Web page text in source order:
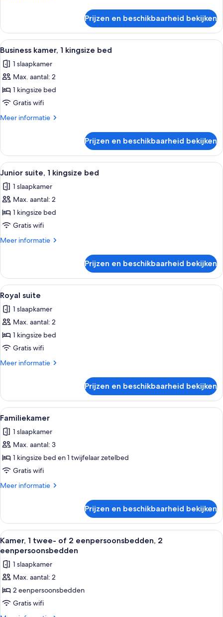
eenpersoonskamer,
eenpersoonsbed
Prijzen en beschikbaarheid bekijken
Alle
foto's
voor
Business
kamer,
1
kingsize
Een slaapkamer met een groot bed,
13
Business kamer, 1 kingsize bed
1 slaapkamer
Max. aantal: 2
1 kingsize bed
Gratis wifi
Meer informatie
Meer
kamer,
kingsize
Prijzen en beschikbaarheid bekijken
Alle
foto's
voor
Junior
suite,
1
kingsize
Luxe beddengoed, pillowtop-
14
Junior suite, 1 kingsize bed
1 slaapkamer
Max. aantal: 2
1 kingsize bed
Gratis wifi
Meer informatie
Meer
suite,
kingsize
bed
Prijzen en beschikbaarheid bekijken
Alle
foto's
voor
Royal
suite
laden
Een hotelkamer met een groot bed,
19
Royal suite
1 slaapkamer
Max. aantal: 2
1 kingsize bed
Gratis wifi
Meer informatie
Meer
suite
Prijzen en beschikbaarheid bekijken
Alle
foto's
voor
Familiekamer
laden
Een hotelkamer met een bed, een
14
Familiekamer
1 slaapkamer
Max. aantal: 3
1 kingsize bed en 1 twijfelaar zetelbed
Gratis wifi
Meer informatie
Meer
Prijzen en beschikbaarheid bekijken
Alle
foto's
voor
Kamer,
1
twee-
of
Een slaapkamer met een groot bed,
9
Kamer, 1 twee- of 2 eenpersoonsbedden, 2
eenpersoonsbedden
1 slaapkamer
Max. aantal: 2
2 eenpersoonsbedden
Gratis wifi